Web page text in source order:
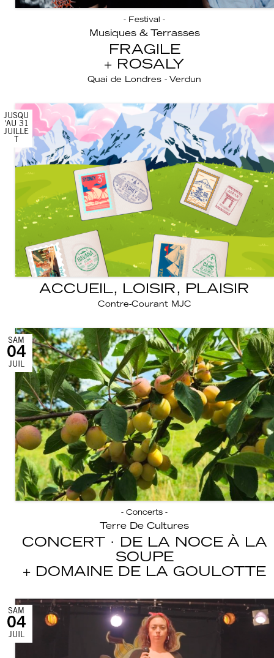
- Festival -
Musiques & Terrasses
FRAGILE
ROSALY
Quai de Londres - Verdun
ACCUEIL, LOISIR, PLAISIR
Contre-Courant MJC
JUSQU
'AU 31
JUILLE
T
- Concerts -
Terre De Cultures
CONCERT · DE LA NOCE À LA
SOUPE
DOMAINE DE LA GOULOTTE
SAM
04
JUIL
SAM
04
JUIL